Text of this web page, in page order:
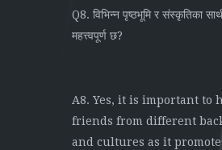
Q8. विभिन्न पृष्ठभूमि र संस्कृतिका
महत्त्वपूर्ण छ?
A8. Yes, it is important to
friends from different
and cultures as it